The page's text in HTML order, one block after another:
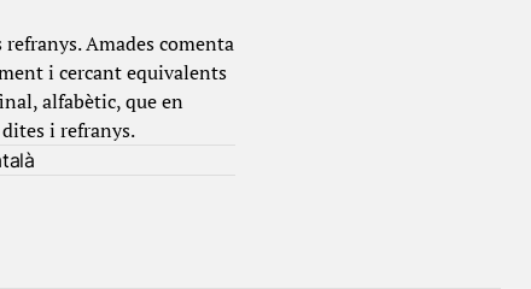
Amades comenta
i cercant equivalents
alfabètic, que en
i refranys.